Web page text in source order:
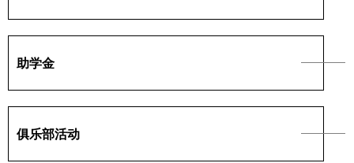
助学金
俱乐部活动